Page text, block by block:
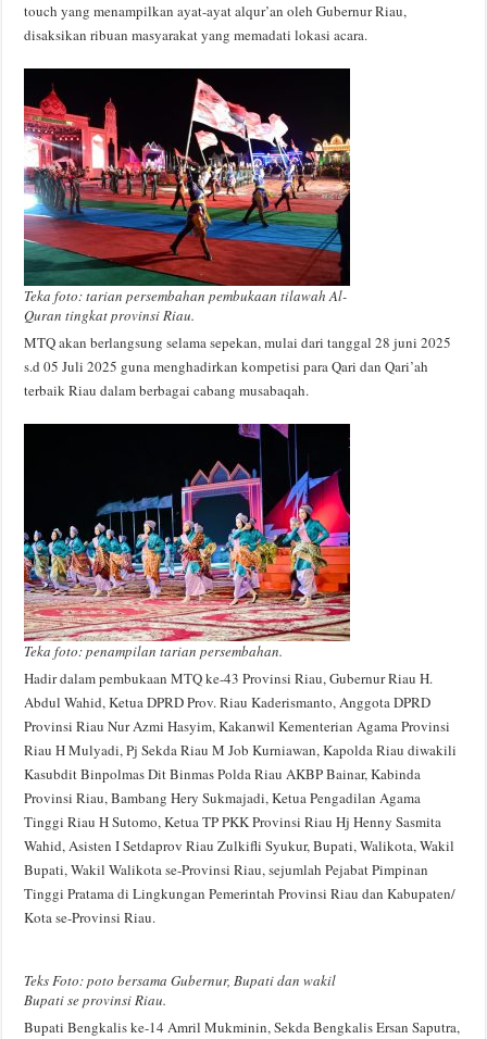
touch yang menampilkan ayat-ayat alqur’an oleh Gubernur Riau,
disaksikan ribuan masyarakat yang memadati lokasi acara.
Teka foto: tarian persembahan pembukaan tilawah Al-
Quran tingkat provinsi Riau.
MTQ akan berlangsung selama sepekan, mulai dari tanggal 28 juni 2025
s.d 05 Juli 2025 guna menghadirkan kompetisi para Qari dan Qari’ah
terbaik Riau dalam berbagai cabang musabaqah.
Teka foto: penampilan tarian persembahan.
Hadir dalam pembukaan MTQ ke-43 Provinsi Riau, Gubernur Riau H.
Abdul Wahid, Ketua DPRD Prov. Riau Kaderismanto, Anggota DPRD
Provinsi Riau Nur Azmi Hasyim, Kakanwil Kementerian Agama Provinsi
Riau H Mulyadi, Pj Sekda Riau M Job Kurniawan, Kapolda Riau diwakili
Kasubdit Binpolmas Dit Binmas Polda Riau AKBP Bainar, Kabinda
Provinsi Riau, Bambang Hery Sukmajadi, Ketua Pengadilan Agama
Tinggi Riau H Sutomo, Ketua TP PKK Provinsi Riau Hj Henny Sasmita
Wahid, Asisten I Setdaprov Riau Zulkifli Syukur, Bupati, Walikota, Wakil
Bupati, Wakil Walikota se-Provinsi Riau, sejumlah Pejabat Pimpinan
Tinggi Pratama di Lingkungan Pemerintah Provinsi Riau dan Kabupaten/
Kota se-Provinsi Riau.
Teks Foto: poto bersama Gubernur, Bupati dan wakil
Bupati se provinsi Riau.
Bupati Bengkalis ke-14 Amril Mukminin, Sekda Bengkalis Ersan Saputra,